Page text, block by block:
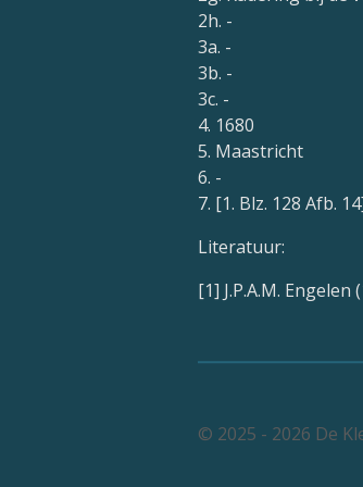
2h. -
3a. -
3b. -
3c. -
4. 1680
5. Maastricht
6. -
7. [1. Blz. 128 Afb.
Literatuur:
[1] J.P.A.M.
© 2025 - 2026 De